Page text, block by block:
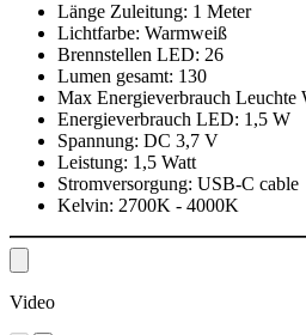
Länge Zuleitung: 1 Meter
Lichtfarbe: Warmweiß
Brennstellen LED: 26
Lumen gesamt: 130
Max Energieverbrauch Leuchte
Energieverbrauch LED: 1,5 W
Spannung: DC 3,7 V
Leistung: 1,5 Watt
Stromversorgung: USB-C cable
Kelvin: 2700K - 4000K
Video